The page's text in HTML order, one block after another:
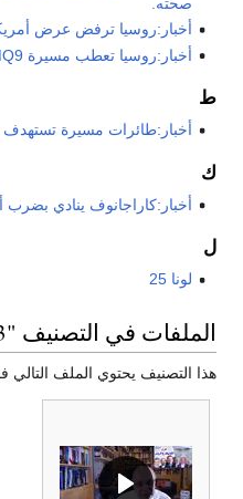
أخبار:روسيا ترفض عرض
أخبار:روسيا تعطب مسيرة MQ9 أمريكية بالبحر الأسود
ط
أخبار:طائرات مسيرة تستهدف
ك
أخبار:كاراجانوف ينادي بضرب
ل
لونا 25
الملفات في التصنيف "2023 في روسيا"
هذا التصنيف يحتوي الملف التالي